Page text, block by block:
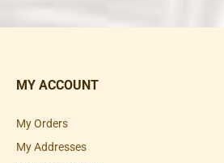
MY ACCOUNT
My Orders
My Addresses